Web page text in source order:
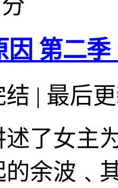
第二季
结 | 最后
述了女主
的余波﹑